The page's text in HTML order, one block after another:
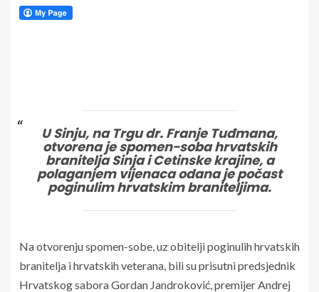
U Sinju, na Trgu dr. Franje Tuđmana,
otvorena je spomen-soba hrvatskih
branitelja Sinja i Cetinske krajine, a
polaganjem vijenaca odana je počast
poginulim hrvatskim braniteljima.
Na otvorenju spomen-sobe, uz obitelji poginulih hrvatskih
branitelja i hrvatskih veterana, bili su prisutni predsjednik
Hrvatskog sabora Gordan Jandroković, premijer Andrej